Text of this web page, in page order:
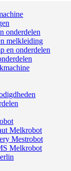
onderdelen
melkleiding
en onderdelen
Melkrobot
Mestrobot
Melkrobot